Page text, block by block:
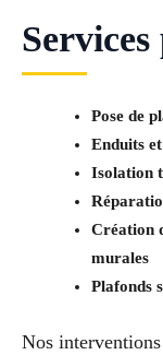
Services
Pose de
Enduits
Isolation
Création
murales
Plafonds
Nos